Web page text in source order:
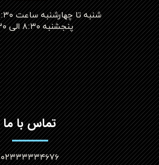
شنبه تا چهارشنبه ساعت ۸:۳۰ الی ۱۳:۳۰
پنجشنبه ۸:۳۰ الی ۱۲:۳۰​​​​​​​
تماس با ما
۰۲۳۳۳۳۳۴۶۷۶